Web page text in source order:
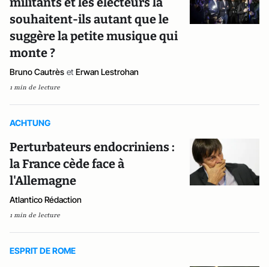
souhaitent-ils autant que le
suggère la petite musique qui
monte ?
Bruno Cautrès et Erwan Lestrohan
1 min de lecture
ACHTUNG
Perturbateurs endocriniens :
la France cède face à
l'Allemagne
Atlantico Rédaction
1 min de lecture
ESPRIT DE ROME